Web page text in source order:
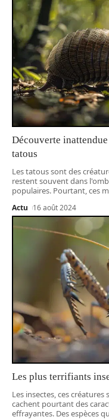
Découverte
tatous
Les tatous sont des
restent souvent dans
populaires. Pourtant, ces
Actu 16 août 2024
Les plus terrifiants
Les insectes, ces
cachent pourtant des
effrayantes. Des espèces